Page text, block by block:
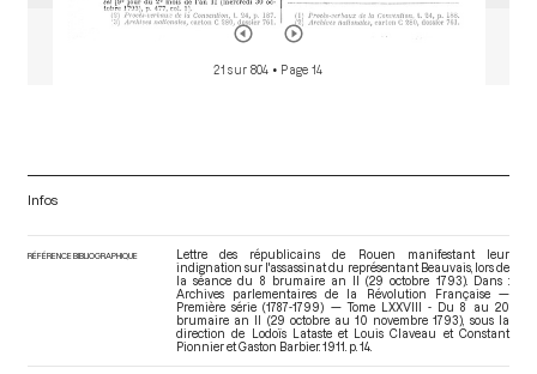
21 sur 804 • Page 14
Infos
RÉFÉRENCE BIBLIOGRAPHIQUE
Lettre des républicains de Rouen manifestant leur
indignation sur l'assassinat du représentant Beauvais, lors de
la séance du 8 brumaire an II (29 octobre 1793). Dans :
Archives parlementaires de la Révolution Française —
Première série (1787-1799) — Tome LXXVIII - Du 8 au 20
brumaire an II (29 octobre au 10 novembre 1793) , sous la
direction de Lodoïs Lataste et Louis Claveau et Constant
Pionnier et Gaston Barbier. 1911. p. 14.